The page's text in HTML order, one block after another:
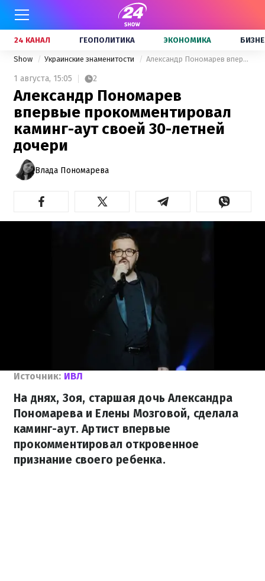
24 КАНАЛ ГЕОПОЛИТИКА ЭКОНОМИКА
Show Украинские знаменитости Александр Пономарев впервые прокомментировал каминг-аут своей 30-летней дочери
1 августа, 15:05 2
Александр Пономарев
впервые прокомментировал
каминг-аут своей 30-летней
дочери
Влада Пономарева
Источник: ИВЛ
На днях, Зоя, старшая дочь Александра
Пономарева и Елены Мозговой, сделала
каминг-аут. Артист впервые
прокомментировал откровенное
признание своего ребенка.